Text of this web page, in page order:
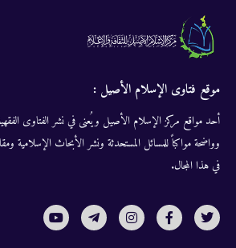
موقع فتاوى الإسلام الأصيل :
أحد مواقع مركز الإسلام الأصيل ويُعنى في نشر الفتاوى
وواضحة مواكباً للمسائل المستحدثة ونشر الأبحاث الإسلامية
في هذا المجال.